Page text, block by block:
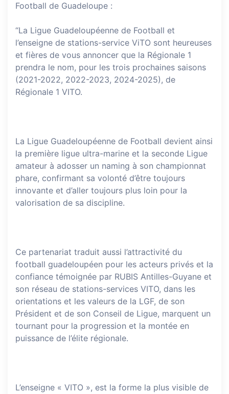
Football de Guadeloupe :
“La Ligue Guadeloupéenne de Football et
l’enseigne de stations-service ViTO sont heureuses
et fières de vous annoncer que la Régionale 1
prendra le nom, pour les trois prochaines saisons
(2021-2022, 2022-2023, 2024-2025), de
Régionale 1 VITO.
La Ligue Guadeloupéenne de Football devient ainsi
la première ligue ultra-marine et la seconde Ligue
amateur à adosser un naming à son championnat
phare, confirmant sa volonté d’être toujours
innovante et d’aller toujours plus loin pour la
valorisation de sa discipline.
Ce partenariat traduit aussi l’attractivité du
football guadeloupéen pour les acteurs privés et la
confiance témoignée par RUBIS Antilles-Guyane et
son réseau de stations-services VITO, dans les
orientations et les valeurs de la LGF, de son
Président et de son Conseil de Ligue, marquent un
tournant pour la progression et la montée en
puissance de l’élite régionale.
L’enseigne « VITO », est la forme la plus visible de